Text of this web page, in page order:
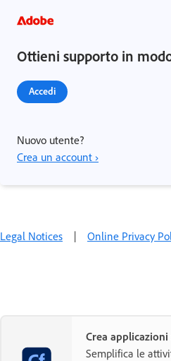
Ottieni supporto in
Accedi
Nuovo utente?
Crea un account ›
Legal Notices | Online Privacy
Crea
Semplifica le